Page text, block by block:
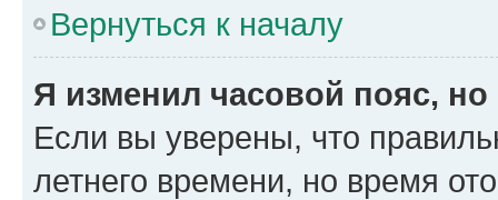
Вернуться к началу
Я изменил часовой пояс,
Если вы уверены, что
летнего времени, но время